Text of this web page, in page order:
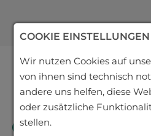
7
Viel hat sich nicht
COOKIE EINSTELLUNGEN
Wir nutzen Cookies auf
von ihnen sind technisch
andere uns helfen, diese
oder zusätzliche
stellen.